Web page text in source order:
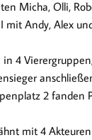
Micha, Olli,
mit Andy, Alex
in 4
2 fanden
mit 4